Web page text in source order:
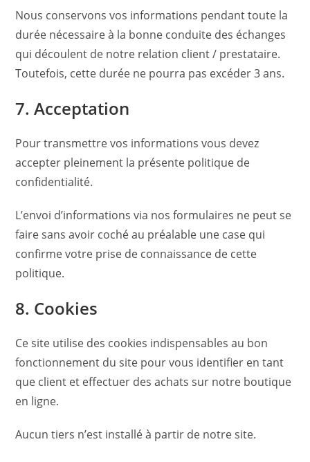
Nous conservons vos informations pendant toute la
durée nécessaire à la bonne conduite des échanges
qui découlent de notre relation client / prestataire.
Toutefois, cette durée ne pourra pas excéder 3 ans.
7. Acceptation
Pour transmettre vos informations vous devez
accepter pleinement la présente politique de
confidentialité.
L’envoi d’informations via nos formulaires ne peut se
faire sans avoir coché au préalable une case qui
confirme votre prise de connaissance de cette
politique.
8. Cookies
Ce site utilise des cookies indispensables au bon
fonctionnement du site pour vous identifier en tant
que client et effectuer des achats sur notre boutique
en ligne.
Aucun tiers n’est installé à partir de notre site.